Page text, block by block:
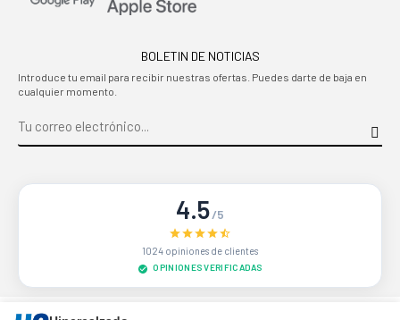
BOLETIN DE NOTICIAS
Introduce tu email para recibir nuestras ofertas. Puedes darte de baja en
cualquier momento.
4.5/5
1024 opiniones de clientes
OPINIONES VERIFICADAS